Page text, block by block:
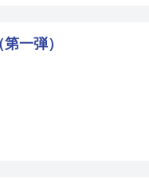
一弾）